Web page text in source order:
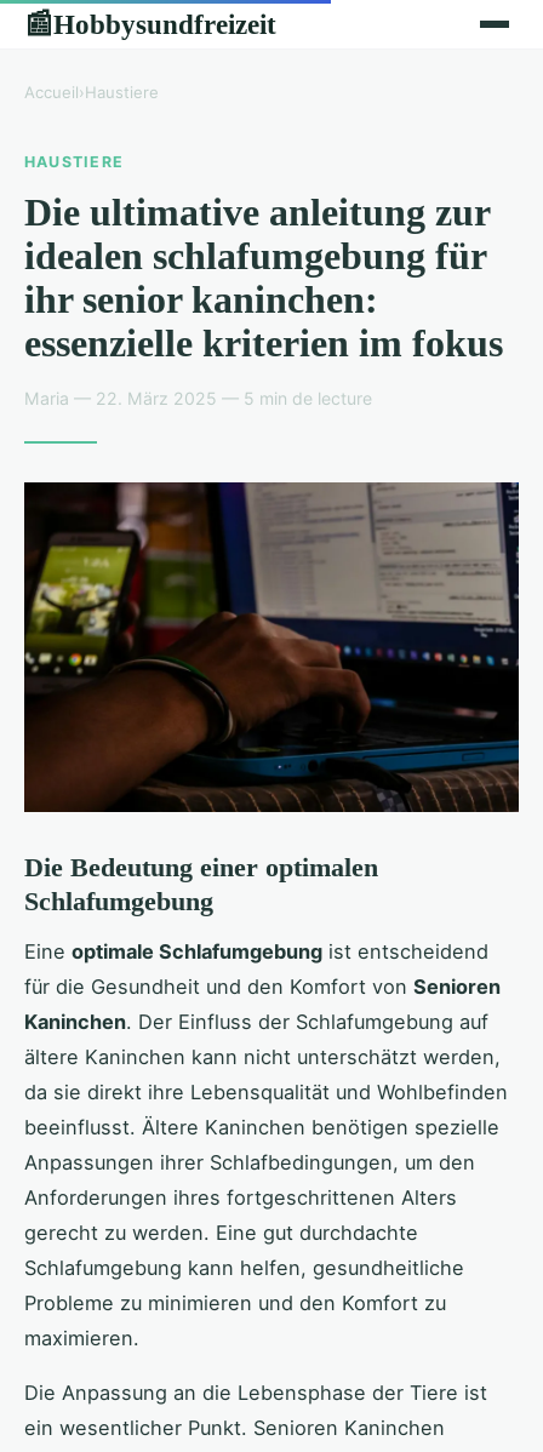
📰Hobbysundfreizeit
Accueil›Haustiere
HAUSTIERE
Die ultimative anleitung zur
idealen schlafumgebung für
ihr senior kaninchen:
essenzielle kriterien im fokus
Maria — 22. März 2025 — 5 min de lecture
Die Bedeutung einer optimalen
Schlafumgebung
Eine optimale Schlafumgebung ist entscheidend
für die Gesundheit und den Komfort von Senioren
Kaninchen. Der Einfluss der Schlafumgebung auf
ältere Kaninchen kann nicht unterschätzt werden,
da sie direkt ihre Lebensqualität und Wohlbefinden
beeinflusst. Ältere Kaninchen benötigen spezielle
Anpassungen ihrer Schlafbedingungen, um den
Anforderungen ihres fortgeschrittenen Alters
gerecht zu werden. Eine gut durchdachte
Schlafumgebung kann helfen, gesundheitliche
Probleme zu minimieren und den Komfort zu
maximieren.
Die Anpassung an die Lebensphase der Tiere ist
ein wesentlicher Punkt. Senioren Kaninchen